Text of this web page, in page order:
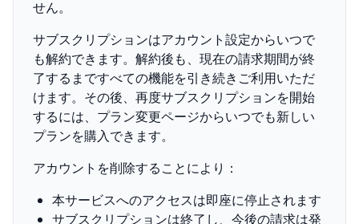
せん。
サブスクリプションはアカウント設定からいつで
も解約できます。解約後も、現在の請求期間が終
了するまですべての機能を引き続きご利用いただ
けます。その後、再度サブスクリプションを開始
するには、プラン変更ページからいつでも新しい
プランを購入できます。
アカウントを削除することにより：
本サービスへのアクセスは即座に停止されます
サブスクリプションは終了し、今後の請求は発